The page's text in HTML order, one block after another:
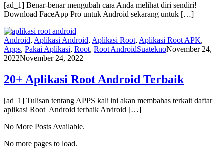
[ad_1] Benar-benar mengubah cara Anda melihat diri sendiri!
Download FaceApp Pro untuk Android sekarang untuk […]
Android, Aplikasi Android, Aplikasi Root, Aplikasi Root APK,
Apps, Pakai Aplikasi, Root, Root AndroidSuateknoNovember 24,
2022November 24, 2022
20+ Aplikasi Root Android Terbaik
[ad_1] Tulisan tentang APPS kali ini akan membahas terkait daftar
aplikasi Root Android terbaik Android […]
No More Posts Available.
No more pages to load.